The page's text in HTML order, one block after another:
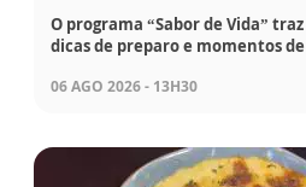
O programa “Sabor de Vida”
dicas de preparo e momentos
06 AGO 2026 - 13H30